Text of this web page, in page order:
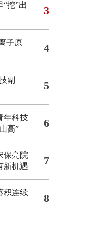
挖”出
3
子原
4
副
5
年科技
高”
6
保亮院
新机遇
7
积连续
8